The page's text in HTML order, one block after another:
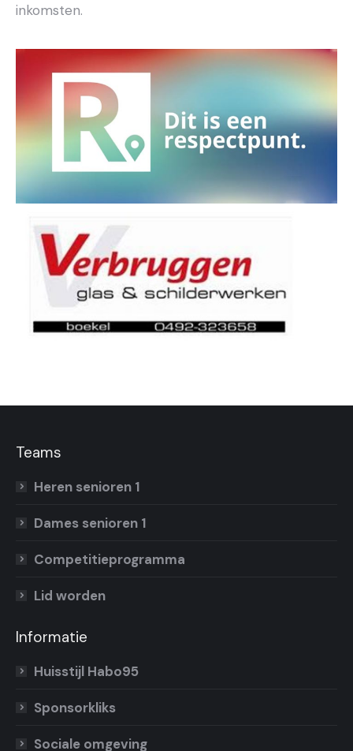
inkomsten.
Teams
Heren senioren 1
Dames senioren 1
Competitieprogramma
Lid worden
Informatie
Huisstijl Habo95
Sponsorkliks
Sociale omgeving